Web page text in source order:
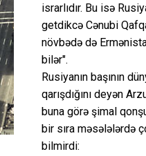
israrlıdır. Bu isə
getdikcə Cənubi
növbədə də
bilər".
Rusiyanın başının
qarışdığını deyən
buna görə şimal
bir sıra məsələlərdə
bilmirdi: